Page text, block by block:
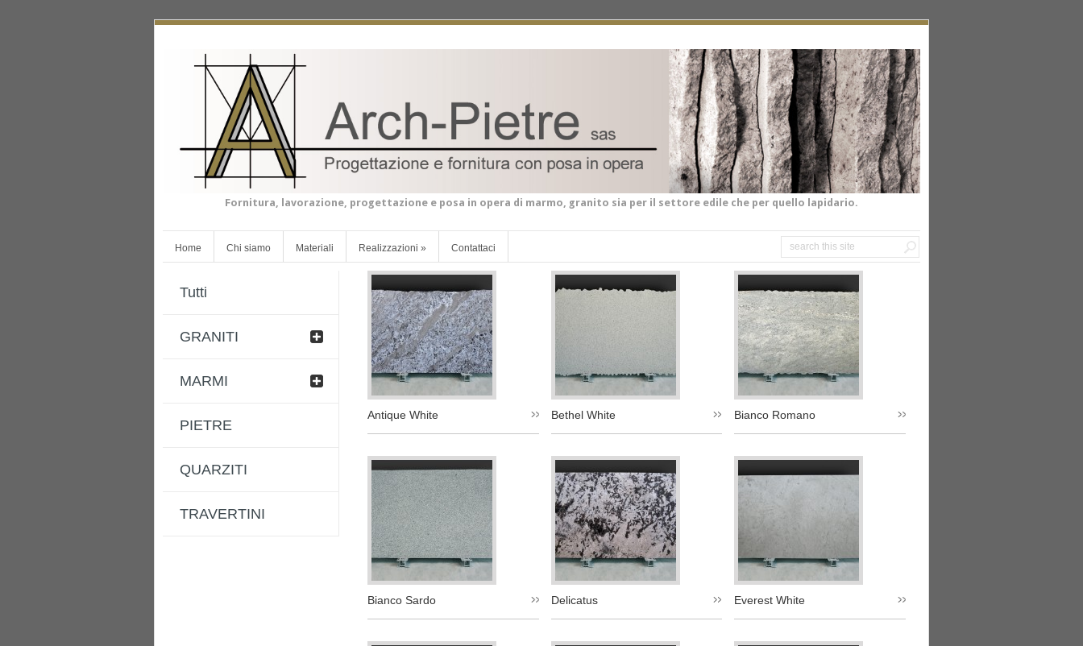
Fornitura, lavorazione, progettazione e posa in opera di marmo, granito sia per il settore edile che per quello lapidario.
Home Chi siamo Materiali Realizzazioni » Contattaci
Tutti
GRANITI
MARMI
PIETRE
QUARZITI
TRAVERTINI
Antique White Bethel White Bianco Romano
Bianco Sardo Delicatus Everest White